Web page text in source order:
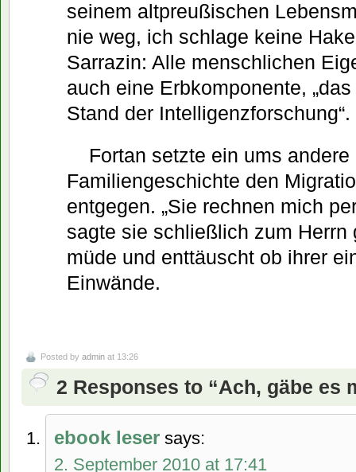
seinem altpreußischen
nie weg, ich schlage keine
Sarrazin: Alle menschlichen
auch eine Erbkomponente,
Stand der Intelligenzforschung“.
Fortan setzte ein ums
Familiengeschichte den
entgegen. „Sie rechnen mich
sagte sie schließlich zum Herrn
müde und enttäuscht ob ihrer
Einwände.
Posted by admin at 13:26
2 Responses to “Ach, gäbe es
ebook leser says:
2. September 2010 at 17:41